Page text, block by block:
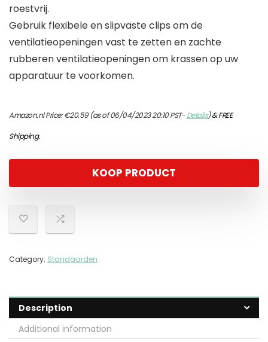
roestvrij.
Gebruik flexibele en slipvaste clips om de
ventilatieopeningen vast te zetten en zachte
rubberen ventilatieopeningen om krassen op uw
apparatuur te voorkomen.
Amazon.nl Price:€20.59(as of 06/04/2023 20:10 PST-Details)&FREE
Shipping.
KOOP PRODUCT
Category: Standaarden
Description
Additional information